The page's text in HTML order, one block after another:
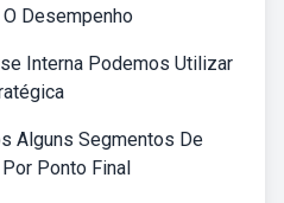
Desempenho
Interna Podemos Utilizar
Alguns Segmentos De
Ponto Final